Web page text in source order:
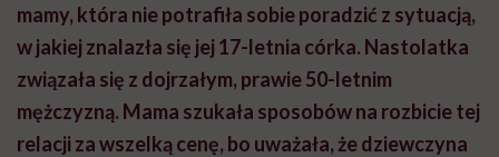
mamy, która nie potrafiła sobie poradzić z sytuacją,
w jakiej znalazła się jej 17-letnia córka. Nastolatka
związała się z dojrzałym, prawie 50-letnim
mężczyzną. Mama szukała sposobów na rozbicie tej
relacji za wszelką cenę, bo uważała, że dziewczyna